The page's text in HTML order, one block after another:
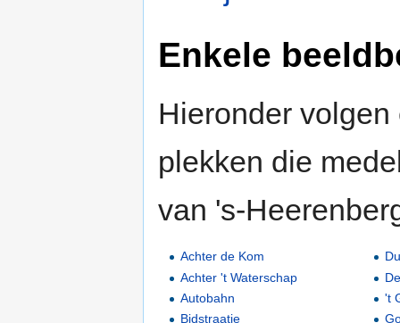
Enkele
Hieronder
plekken die
van 's-
Achter de Kom
Achter 't Waterschap
Autobahn
Bidstraatje
't